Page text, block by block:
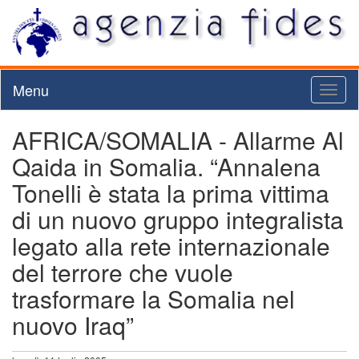
Menu
AFRICA/SOMALIA - Allarme Al
Qaida in Somalia. “Annalena
Tonelli è stata la prima vittima
di un nuovo gruppo integralista
legato alla rete internazionale
del terrore che vuole
trasformare la Somalia nel
nuovo Iraq”